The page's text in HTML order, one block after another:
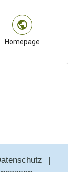
Homepage